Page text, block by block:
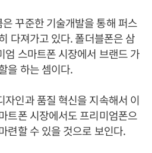
꾸준한 기술개발을 통해 퍼스
다져가고 있다. 폴더블폰은 삼
엄 스마트폰 시장에서 브랜드 가
을 하는 셈이다.
자인과 품질 혁신을 지속해서 이
트폰 시장에서도 프리미엄폰으
련할 수 있을 것으로 보인다.